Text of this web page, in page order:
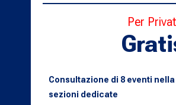
Per
Consultazione di 8 eventi
sezioni dedicate